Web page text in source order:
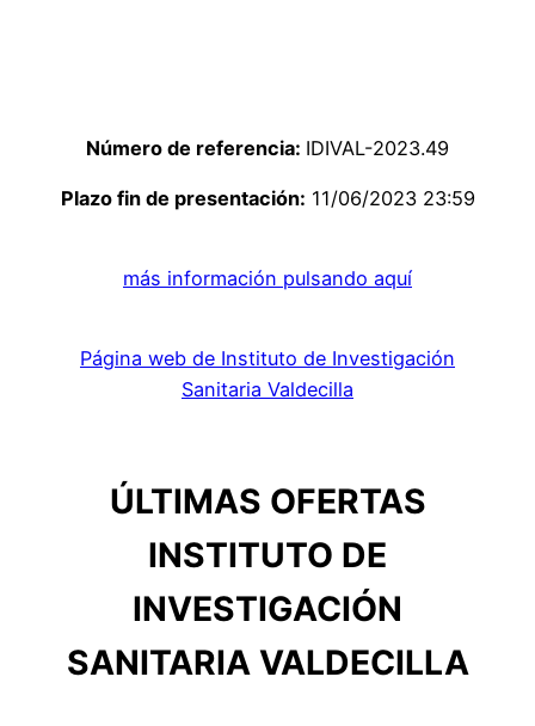
Número de referencia: IDIVAL-2023.49
Plazo fin de presentación: 11/06/2023 23:59
más información pulsando aquí
Página web de Instituto de Investigación
Sanitaria Valdecilla
ÚLTIMAS OFERTAS
INSTITUTO DE
INVESTIGACIÓN
SANITARIA VALDECILLA